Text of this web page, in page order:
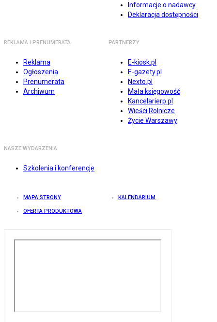
Informacje o nadawcy
Deklaracja dostępności
REKLAMA I PRENUMERATA
Reklama
Ogłoszenia
Prenumerata
Archiwum
PARTNERZY
E-kiosk.pl
E-gazety.pl
Nexto.pl
Mała księgowość
Kancelarierp.pl
Wieści Rolnicze
Życie Warszawy
NASZE WYDARZENIA
Szkolenia i konferencje
MAPA STRONY KALENDARIUM
OFERTA PRODUKTOWA